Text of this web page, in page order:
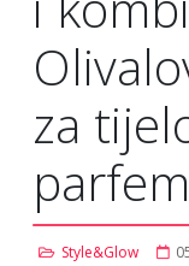
za
Style&Glow